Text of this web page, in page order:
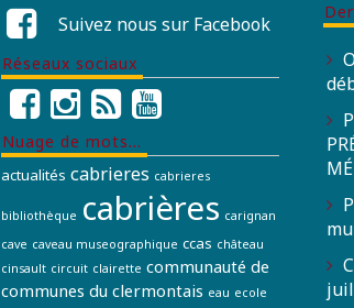
Suivez nous sur Facebook
Réseaux sociaux
Nuage de mots…
actualités cabrieres cabrieres
bibliothèque cabrières carignan
cave caveau museographique ccas château
cinsault circuit clairette communauté de
communes du clermontais eau ecole